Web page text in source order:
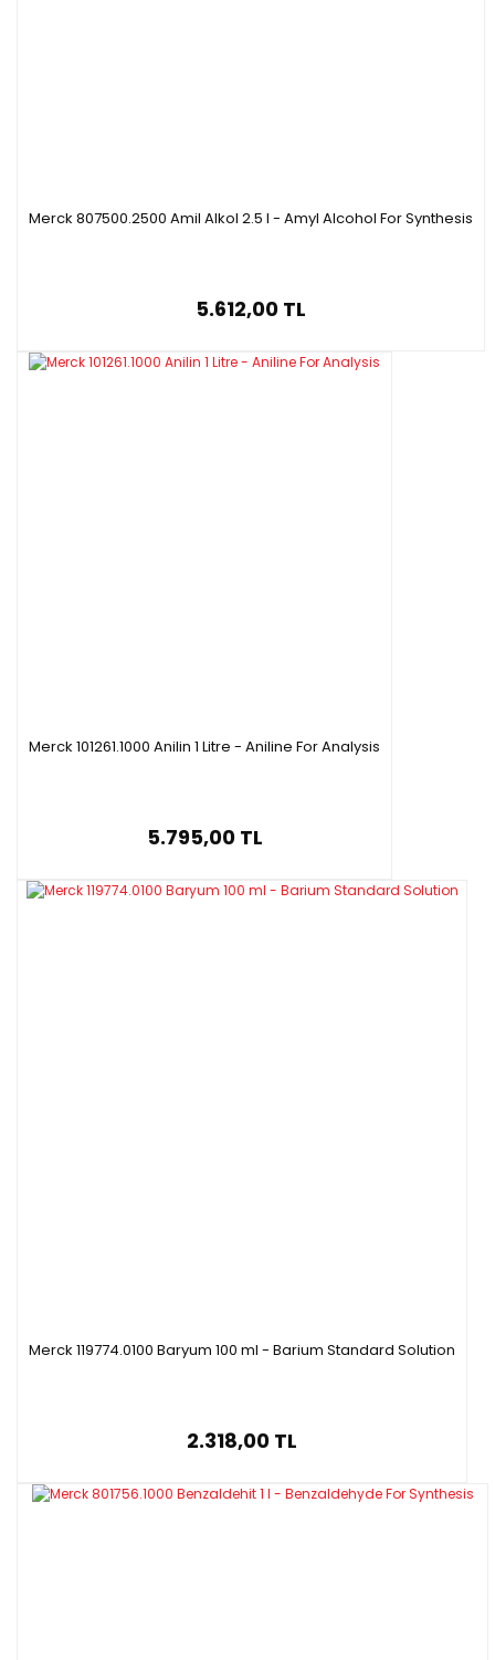
Merck 807500.2500 Amil Alkol 2.5 l - Amyl Alcohol For Synthesis
5.612,00 TL
Merck 101261.1000 Anilin 1 Litre - Aniline For Analysis
5.795,00 TL
Merck 119774.0100 Baryum 100 ml - Barium Standard Solution
2.318,00 TL